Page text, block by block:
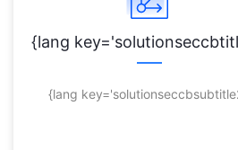
{lang
{lang